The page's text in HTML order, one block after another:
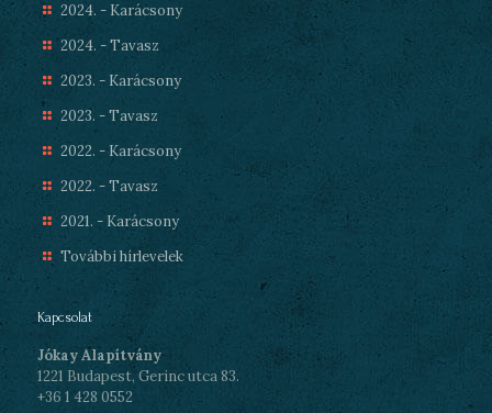
2024. - Karácsony
2024. - Tavasz
2023. - Karácsony
2023. - Tavasz
2022. - Karácsony
2022. - Tavasz
2021. - Karácsony
További hírlevelek
Kapcsolat
Jókay Alapítvány
1221 Budapest, Gerinc utca 83.
+36 1 428 0552